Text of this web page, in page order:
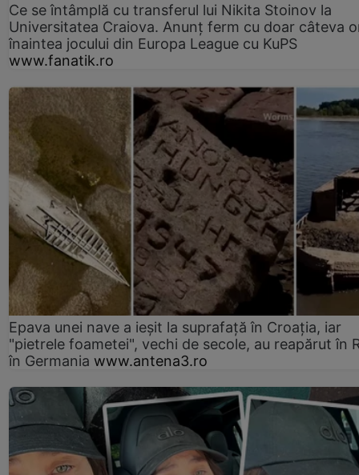
Ce se întâmplă cu transferul lui Nikita Stoinov la
Universitatea Craiova. Anunț ferm cu doar câteva
înaintea jocului din Europa League cu KuPS
www.fanatik.ro
Epava unei nave a ieșit la suprafață în Croația, iar
"pietrele foametei", vechi de secole, au reapărut în
în Germania www.antena3.ro